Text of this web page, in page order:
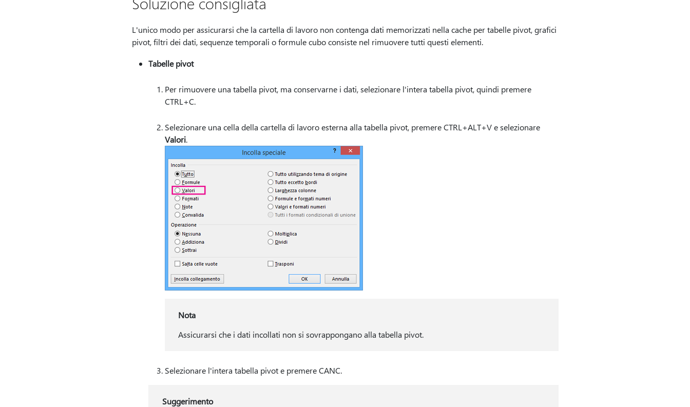
L'unico modo per assicurarsi che la cartella di lavoro non contenga dati memorizzati nella cache per tabelle pivot, grafici
pivot, filtri dei dati, sequenze temporali o formule cubo consiste nel rimuovere tutti questi elementi.
Tabelle pivot
Per rimuovere una tabella pivot, ma conservarne i dati, selezionare l'intera tabella pivot, quindi premere
CTRL+C.
Selezionare una cella della cartella di lavoro esterna alla tabella pivot, premere CTRL+ALT+V e selezionare
Valori.
Nota
Assicurarsi che i dati incollati non si sovrappongano alla tabella pivot.
Selezionare l'intera tabella pivot e premere CANC.
Suggerimento